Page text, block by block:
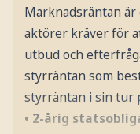
Marknadsräntan är
aktörer kräver för
utbud och
styrräntan som
styrräntan i sin tur
• 2-årig